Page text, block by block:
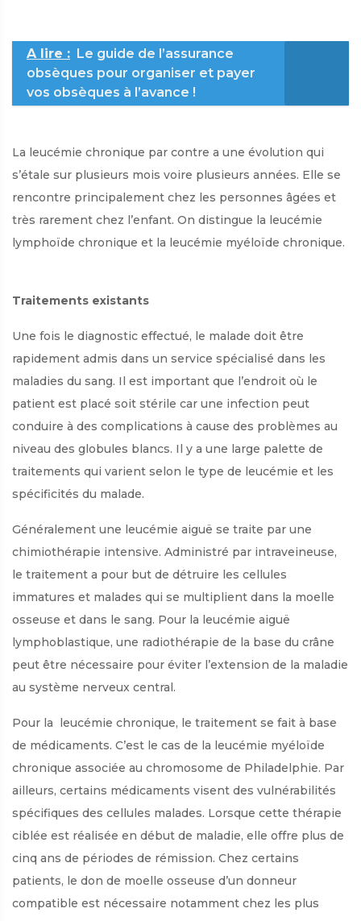
A lire : Le guide de l’assurance
obsèques pour organiser et payer
vos obsèques à l’avance !
La leucémie chronique par contre a une évolution qui
s’étale sur plusieurs mois voire plusieurs années. Elle se
rencontre principalement chez les personnes âgées et
très rarement chez l’enfant. On distingue la leucémie
lymphoïde chronique et la leucémie myéloïde chronique.
Traitements existants
Une fois le diagnostic effectué, le malade doit être
rapidement admis dans un service spécialisé dans les
maladies du sang. Il est important que l’endroit où le
patient est placé soit stérile car une infection peut
conduire à des complications à cause des problèmes au
niveau des globules blancs. Il y a une large palette de
traitements qui varient selon le type de leucémie et les
spécificités du malade.
Généralement une leucémie aiguë se traite par une
chimiothérapie intensive. Administré par intraveineuse,
le traitement a pour but de détruire les cellules
immatures et malades qui se multiplient dans la moelle
osseuse et dans le sang. Pour la leucémie aiguë
lymphoblastique, une radiothérapie de la base du crâne
peut être nécessaire pour éviter l’extension de la maladie
au système nerveux central.
Pour la leucémie chronique, le traitement se fait à base
de médicaments. C’est le cas de la leucémie myéloïde
chronique associée au chromosome de Philadelphie. Par
ailleurs, certains médicaments visent des vulnérabilités
spécifiques des cellules malades. Lorsque cette thérapie
ciblée est réalisée en début de maladie, elle offre plus de
cinq ans de périodes de rémission. Chez certains
patients, le don de moelle osseuse d’un donneur
compatible est nécessaire notamment chez les plus